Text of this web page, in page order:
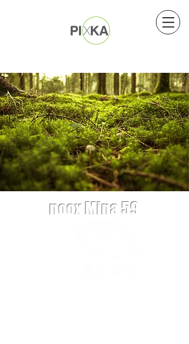
noox Mina 59